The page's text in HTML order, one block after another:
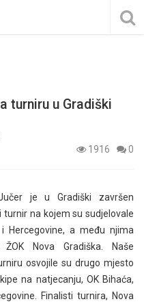
turniru u Gradiški
1916
0
je u Gradiški završen
na kojem su sudjelovale
Hercegovine, a među njima
Nova Gradiška. Naše
osvojile su drugo mjesto
na natjecanju, OK Bihaća,
Finalisti turnira, Nova